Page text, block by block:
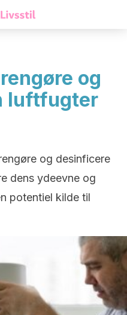
og
luftfugter
og desinficere
dens ydeevne og
potentiel kilde til